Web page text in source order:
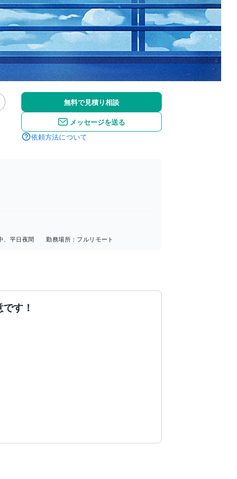
無料で見積り相談
メッセージを送る
依頼方法について
、平日夜間 勤務場所： フルリモート
す！